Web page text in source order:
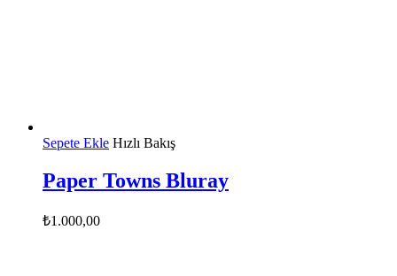
Sepete Ekle Hızlı Bakış
Paper Towns Bluray
₺1.000,00